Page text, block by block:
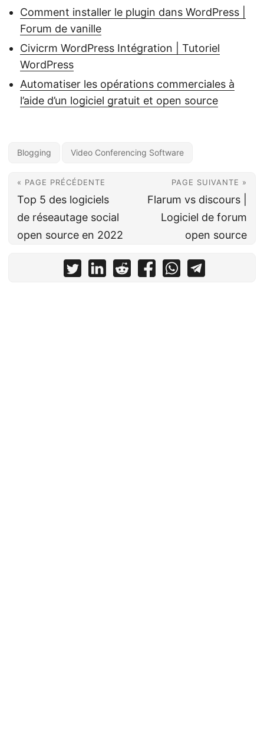
Comment installer le plugin dans WordPress |
Forum de vanille
Civicrm WordPress Intégration | Tutoriel
WordPress
Automatiser les opérations commerciales à
l’aide d’un logiciel gratuit et open source
Blogging Video Conferencing Software
« PAGE PRÉCÉDENTE
Top 5 des logiciels
de réseautage social
open source en 2022
PAGE SUIVANTE »
Flarum vs discours |
Logiciel de forum
open source